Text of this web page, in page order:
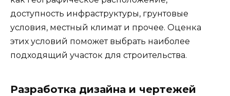
доступность инфраструктуры, грунтовые
условия, местный климат и прочее. Оценка
этих условий поможет выбрать наиболее
подходящий участок для строительства.
Разработка дизайна и чертежей